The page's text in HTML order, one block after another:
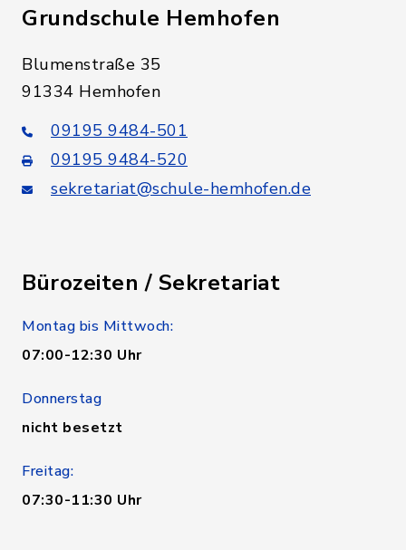
Grundschule Hemhofen
Blumenstraße 35
91334 Hemhofen
09195 9484-501
09195 9484-520
sekretariat@schule-hemhofen.de
Bürozeiten / Sekretariat
Montag bis Mittwoch:
07:00-12:30 Uhr
Donnerstag
nicht besetzt
Freitag:
07:30-11:30 Uhr